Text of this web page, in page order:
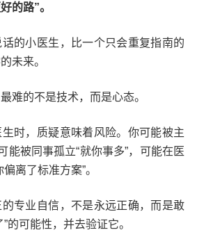
的路”。
的小医生，比一个只会重复指南的
未来。
难的不是技术，而是心态。
时，质疑意味着风险。你可能被主
能被同事孤立“就你事多”，可能在医
偏离了标准方案”。
专业自信，不是永远正确，而是敢
”的可能性，并去验证它。